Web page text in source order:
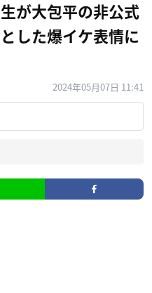
が大包平の非公式
した爆イケ表情に
2024年05月07日 11:41